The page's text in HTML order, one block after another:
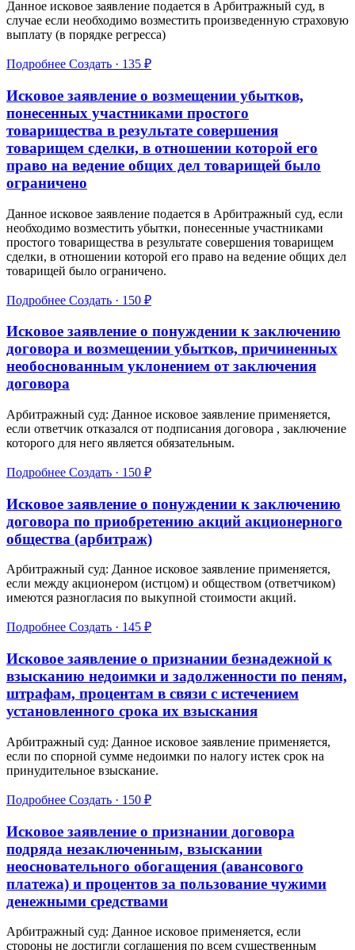
Данное исковое заявление подается в Арбитражный суд, в
случае если необходимо возместить произведенную страховую
выплату (в порядке регресса)
Подробнее Создать · 135 ₽
Исковое заявление о возмещении убытков,
понесенных участниками простого
товарищества в результате совершения
товарищем сделки, в отношении которой его
право на ведение общих дел товарищей было
ограничено
Данное исковое заявление подается в Арбитражный суд, если
необходимо возместить убытки, понесенные участниками
простого товарищества в результате совершения товарищем
сделки, в отношении которой его право на ведение общих дел
товарищей было ограничено.
Подробнее Создать · 150 ₽
Исковое заявление о понуждении к заключению
договора и возмещении убытков, причиненных
необоснованным уклонением от заключения
договора
Арбитражный суд: Данное исковое заявление применяется,
если ответчик отказался от подписания договора , заключение
которого для него является обязательным.
Подробнее Создать · 150 ₽
Исковое заявление о понуждении к заключению
договора по приобретению акций акционерного
общества (арбитраж)
Арбитражный суд: Данное исковое заявление применяется,
если между акционером (истцом) и обществом (ответчиком)
имеются разногласия по выкупной стоимости акций.
Подробнее Создать · 145 ₽
Исковое заявление о признании безнадежной к
взысканию недоимки и задолженности по пеням,
штрафам, процентам в связи с истечением
установленного срока их взыскания
Арбитражный суд: Данное исковое заявление применяется,
если по спорной сумме недоимки по налогу истек срок на
принудительное взыскание.
Подробнее Создать · 150 ₽
Исковое заявление о признании договора
подряда незаключенным, взыскании
неосновательного обогащения (авансового
платежа) и процентов за пользование чужими
денежными средствами
Арбитражный суд: Данное исковое применяется, если
стороны не достигли соглашения по всем существенным